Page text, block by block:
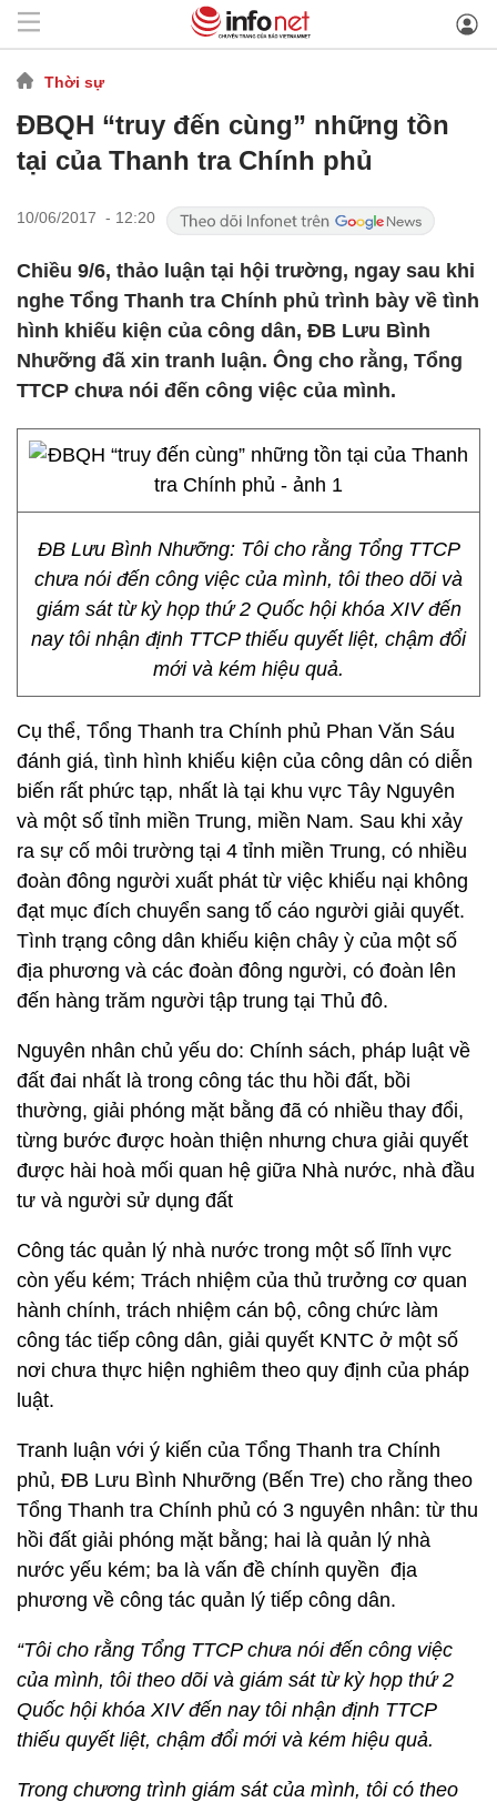
Thời sự
ĐBQH “truy đến cùng” những tồn
tại của Thanh tra Chính phủ
10/06/2017 - 12:20
Chiều 9/6, thảo luận tại hội trường, ngay sau khi
nghe Tổng Thanh tra Chính phủ trình bày về tình
hình khiếu kiện của công dân, ĐB Lưu Bình
Nhưỡng đã xin tranh luận. Ông cho rằng, Tổng
TTCP chưa nói đến công việc của mình.
ĐB Lưu Bình Nhưỡng: Tôi cho rằng Tổng TTCP
chưa nói đến công việc của mình, tôi theo dõi và
giám sát từ kỳ họp thứ 2 Quốc hội khóa XIV đến
nay tôi nhận định TTCP thiếu quyết liệt, chậm đổi
mới và kém hiệu quả.
Cụ thể, Tổng Thanh tra Chính phủ Phan Văn Sáu
đánh giá, tình hình khiếu kiện của công dân có diễn
biến rất phức tạp, nhất là tại khu vực Tây Nguyên
và một số tỉnh miền Trung, miền Nam. Sau khi xảy
ra sự cố môi trường tại 4 tỉnh miền Trung, có nhiều
đoàn đông người xuất phát từ việc khiếu nại không
đạt mục đích chuyển sang tố cáo người giải quyết.
Tình trạng công dân khiếu kiện chây ỳ của một số
địa phương và các đoàn đông người, có đoàn lên
đến hàng trăm người tập trung tại Thủ đô.
Nguyên nhân chủ yếu do: Chính sách, pháp luật về
đất đai nhất là trong công tác thu hồi đất, bồi
thường, giải phóng mặt bằng đã có nhiều thay đổi,
từng bước được hoàn thiện nhưng chưa giải quyết
được hài hoà mối quan hệ giữa Nhà nước, nhà đầu
tư và người sử dụng đất
Công tác quản lý nhà nước trong một số lĩnh vực
còn yếu kém; Trách nhiệm của thủ trưởng cơ quan
hành chính, trách nhiệm cán bộ, công chức làm
công tác tiếp công dân, giải quyết KNTC ở một số
nơi chưa thực hiện nghiêm theo quy định của pháp
luật.
Tranh luận với ý kiến của Tổng Thanh tra Chính
phủ, ĐB Lưu Bình Nhưỡng (Bến Tre) cho rằng theo
Tổng Thanh tra Chính phủ có 3 nguyên nhân: từ thu
hồi đất giải phóng mặt bằng; hai là quản lý nhà
nước yếu kém; ba là vấn đề chính quyền địa
phương về công tác quản lý tiếp công dân.
“Tôi cho rằng Tổng TTCP chưa nói đến công việc
của mình, tôi theo dõi và giám sát từ kỳ họp thứ 2
Quốc hội khóa XIV đến nay tôi nhận định TTCP
thiếu quyết liệt, chậm đổi mới và kém hiệu quả.
Trong chương trình giám sát của mình, tôi có theo